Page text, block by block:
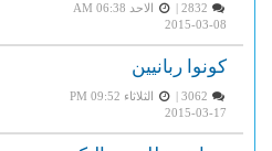
الاحد AM 06:38
2015-03-08
كونوا ربانيين
الثلاثاء PM 09:52
2015-03-17